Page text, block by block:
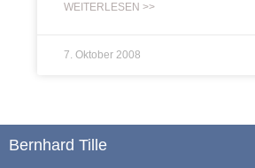
WEITERLESEN >>
7. Oktober 2008
Bernhard Tille